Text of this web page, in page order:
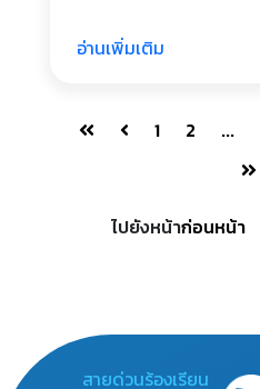
อ่านเพิ่มเติม
1 2 ...
ไปยังหน้าก่อนหน้า
สายด่วนร้องเรียน